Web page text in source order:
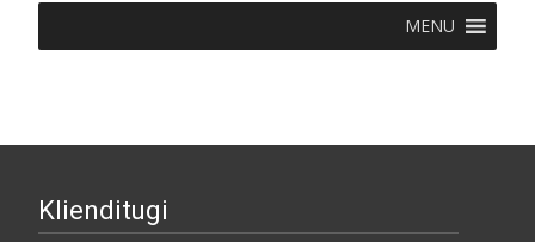
MENU
Klienditugi